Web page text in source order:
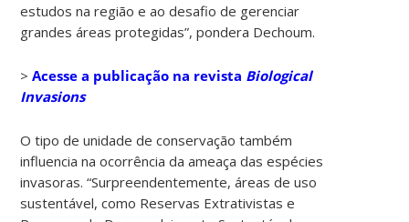
estudos na região e ao desafio de gerenciar
grandes áreas protegidas”, pondera Dechoum.
>Acesse a publicação na revista Biological
Invasions
O tipo de unidade de conservação também
influencia na ocorrência da ameaça das espécies
invasoras. “Surpreendentemente, áreas de uso
sustentável, como Reservas Extrativistas e